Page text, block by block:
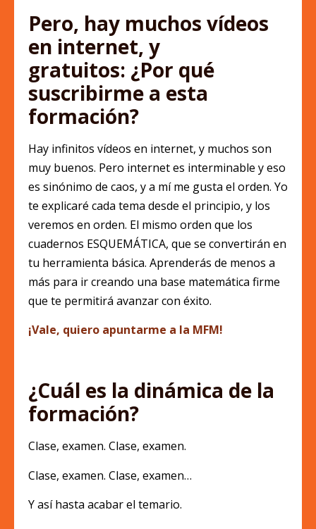
Pero, hay muchos vídeos
en internet, y
gratuitos: ¿Por qué
suscribirme a esta
formación?
Hay infinitos vídeos en internet, y muchos son
muy buenos. Pero internet es interminable y eso
es sinónimo de caos, y a mí me gusta el orden. Yo
te explicaré cada tema desde el principio, y los
veremos en orden. El mismo orden que los
cuadernos ESQUEMÁTICA, que se convertirán en
tu herramienta básica. Aprenderás de menos a
más para ir creando una base matemática firme
que te permitirá avanzar con éxito.
¡Vale, quiero apuntarme a la MFM!
¿Cuál es la dinámica de la
formación?
Clase, examen. Clase, examen.
Clase, examen. Clase, examen…
Y así hasta acabar el temario.